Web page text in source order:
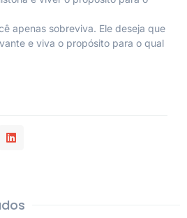
apenas sobreviva. Ele deseja que
e viva o propósito para o qual